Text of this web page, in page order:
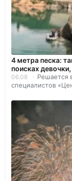
4 метра песка:
поисках
06.08
Решается
специалистов